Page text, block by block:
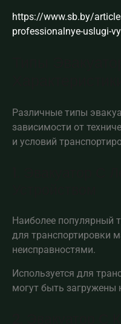
https://www.sb.by/
professionalnye-uslugi-
Различные типы
зависимости от
и условий
Наиболее популярный
для транспортировки
неисправностями.
Используется для
могут быть